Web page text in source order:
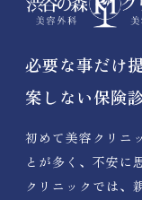
必要な事だけ
案しない保険
初めて美容クリニ
とが多く、不安に
クリニックでは、